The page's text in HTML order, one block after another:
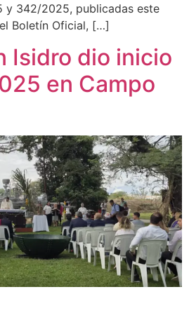
y 342/2025, publicadas este
Boletín Oficial, […]
Isidro dio inicio
en Campo